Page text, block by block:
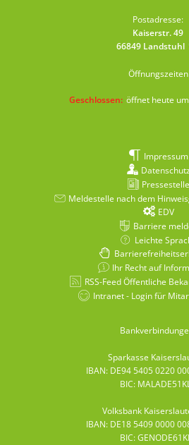
Postadresse:
Kaiserstr. 49
66849 Landstuhl
Öffnungszeiten
Klicken, um weitere
Geschlossen: öffnet heute
Impressum
Pressestelle
Meldestelle nach dem
EDV
Barriere
Leichte
Ihr Recht auf
RSS-Feed Öffentliche
Intranet - Login für
Sparkasse
IBAN: DE94 5405 0220
BIC:
Volksbank
IBAN: DE18 5409 0000
BIC: